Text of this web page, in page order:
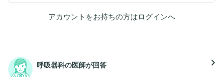
アカウントをお持ちの方はログインへ
呼吸器科の医師が回答 navigate_next